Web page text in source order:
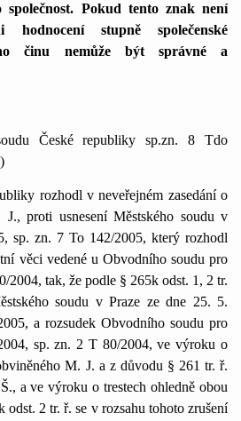
společnost. Pokud tento znak není
hodnocení stupně společenské
činu nemůže být správné a
České republiky sp.zn. 8 Tdo
rozhodl v neveřejném zasedání o
proti usnesení Městského soudu v
sp. zn. 7 To 142/2005, který rozhodl
věci vedené u Obvodního soudu pro
2004, tak, že podle § 265k odst. 1, 2 tr.
soudu v Praze ze dne 25. 5.
a rozsudek Obvodního soudu pro
sp. zn. 2 T 80/2004, ve výroku o
M. J. a z důvodu § 261 tr. ř.
a ve výroku o trestech ohledně obou
2 tr. ř. se v rozsahu tohoto zrušení